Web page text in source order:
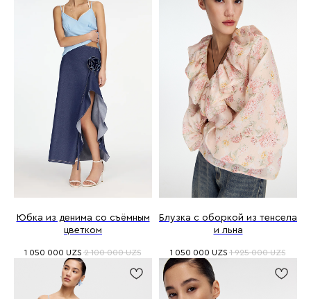
Юбка из денима со съёмным
цветком
1 050 000 UZS 2 100 000 UZS
Блузка с оборкой из тенсела
и льна
1 050 000 UZS 1 925 000 UZS